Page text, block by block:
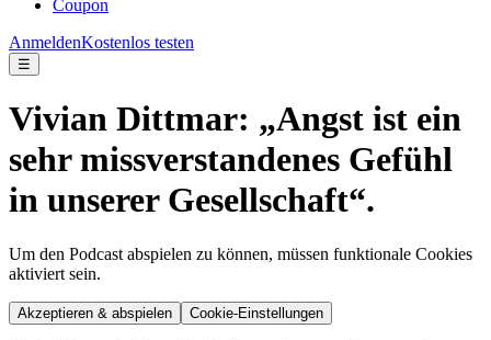
Coupon
AnmeldenKostenlos testen
☰
Vivian Dittmar: „Angst ist ein
sehr missverstandenes Gefühl
in unserer Gesellschaft“.
Um den Podcast abspielen zu können, müssen funktionale Cookies
aktiviert sein.
Akzeptieren & abspielen Cookie-Einstellungen